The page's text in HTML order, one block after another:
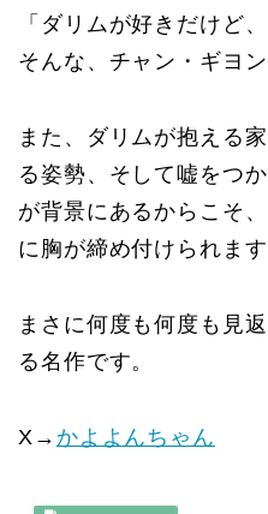
「ダリムが好きだけど
そんな、チャン・ギヨ
また、ダリムが抱える
る姿勢、そして嘘をつ
が背景にあるからこそ
に胸が締め付けられます
まさに何度も何度も見
る名作です。
X→ かよよんちゃん